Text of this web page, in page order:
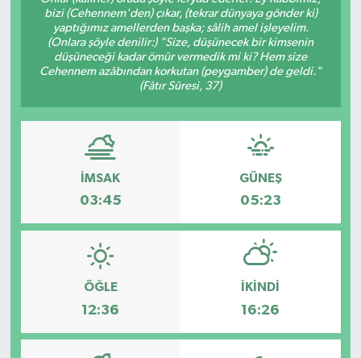
bizi (Cehennem'den) çıkar, (tekrar dünyaya gönder ki)
yaptığımız amellerden başka; sâlih amel işleyelim.
(Onlara şöyle denilir:) "Size, düşünecek bir kimsenin
düşüneceği kadar ömür vermedik mi ki? Hem size
Cehennem azâbından korkutan (peygamber) de geldi."
(Fâtır Sûresi, 37)
İMSAK
03:45
GÜNEŞ
05:23
ÖĞLE
12:36
İKINDI
16:26
Siyaset
Teknoloji
Kültür Sanat
Hasköy
Korkut
Malazgirt